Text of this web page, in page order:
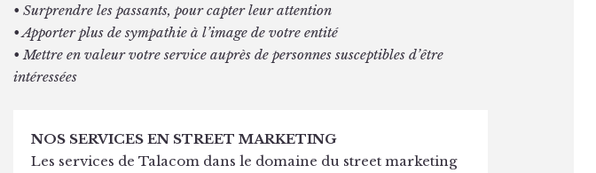
• Surprendre les passants, pour capter leur attention
• Apporter plus de sympathie à l’image de votre entité
• Mettre en valeur votre service auprès de personnes susceptibles d’être
intéressées
NOS SERVICES EN STREET MARKETING
Les services de Talacom dans le domaine du street marketing